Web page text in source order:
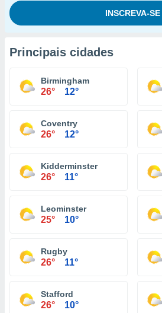
Principais cidades
Birmingham
26° 12°
Coventry
26° 12°
Kidderminster
26° 11°
Leominster
25° 10°
Rugby
26° 11°
Stafford
26° 10°